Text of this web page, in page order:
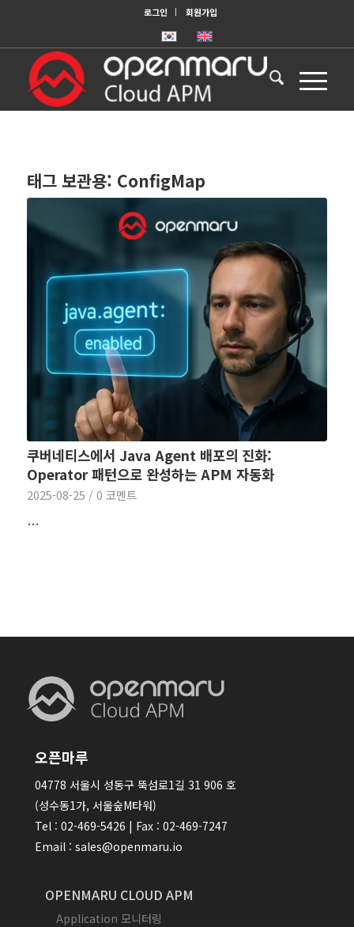
로그인 회원가입
태그 보관용: ConfigMap
쿠버네티스에서 Java Agent 배포의 진화:
Operator 패턴으로 완성하는 APM 자동화
2025-08-25 / 0 코멘트
…
오픈마루
04778 서울시 성동구 뚝섬로1길 31 906 호
(성수동1가, 서울숲M타워)
Tel : 02-469-5426 | Fax : 02-469-7247
Email : sales@openmaru.io
OPENMARU CLOUD APM
Application 모니터링